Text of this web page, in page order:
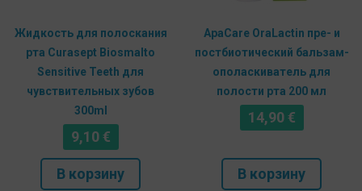
Жидкость для полоскания
рта Curasept Biosmalto
Sensitive Teeth для
чувствительных зубов
300ml
9,10€
В корзину
ApaCare OraLactin пре- и
постбиотический бальзам-
ополаскиватель для
полости рта 200 мл
14,90€
В корзину